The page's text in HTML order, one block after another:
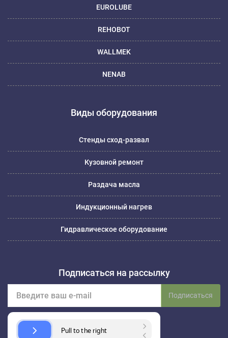
EUROLUBE
REHOBOT
WALLMEK
NENAB
Виды оборудования
Стенды сход-развал
Кузовной ремонт
Раздача масла
Индукционный нагрев
Гидравлическое оборудование
Подписаться на рассылку
Подписаться